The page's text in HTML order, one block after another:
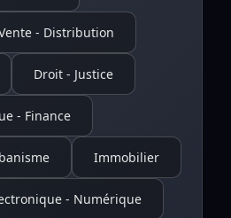
- Distribution
Droit - Justice
- Finance
Immobilier
- Numérique